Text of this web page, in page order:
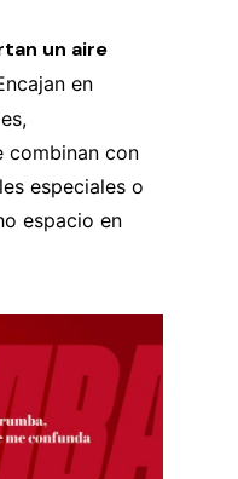
un aire
en
combinan con
especiales o
espacio en